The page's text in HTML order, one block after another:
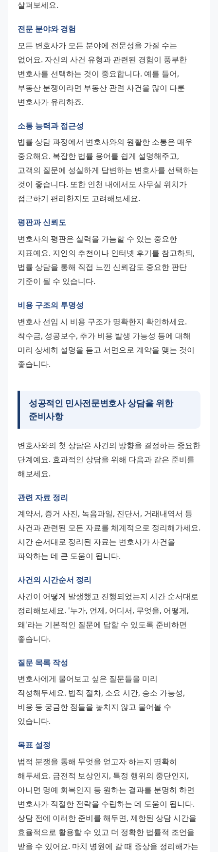
살펴보세요.
전문 분야와 경험
모든 변호사가 모든 분야에 전문성을 가질 수는
없어요. 자신의 사건 유형과 관련된 경험이 풍부한
변호사를 선택하는 것이 중요합니다. 예를 들어,
부동산 분쟁이라면 부동산 관련 사건을 많이 다룬
변호사가 유리하죠.
소통 능력과 접근성
법률 상담 과정에서 변호사와의 원활한 소통은 매우
중요해요. 복잡한 법률 용어를 쉽게 설명해주고,
고객의 질문에 성실하게 답변하는 변호사를 선택하는
것이 좋습니다. 또한 인천 내에서도 사무실 위치가
접근하기 편리한지도 고려해보세요.
평판과 신뢰도
변호사의 평판은 실력을 가늠할 수 있는 중요한
지표예요. 지인의 추천이나 인터넷 후기를 참고하되,
법률 상담을 통해 직접 느낀 신뢰감도 중요한 판단
기준이 될 수 있습니다.
비용 구조의 투명성
변호사 선임 시 비용 구조가 명확한지 확인하세요.
착수금, 성공보수, 추가 비용 발생 가능성 등에 대해
미리 상세히 설명을 듣고 서면으로 계약을 맺는 것이
좋습니다.
성공적인 민사전문변호사상담을 위한
준비사항
변호사와의 첫 상담은 사건의 방향을 결정하는 중요한
단계예요. 효과적인 상담을 위해 다음과 같은 준비를
해보세요.
관련 자료 정리
계약서, 증거 사진, 녹음파일, 진단서, 거래내역서 등
사건과 관련된 모든 자료를 체계적으로 정리해가세요.
시간 순서대로 정리된 자료는 변호사가 사건을
파악하는 데 큰 도움이 됩니다.
사건의 시간순서 정리
사건이 어떻게 발생했고 진행되었는지 시간 순서대로
정리해보세요. '누가, 언제, 어디서, 무엇을, 어떻게,
왜'라는 기본적인 질문에 답할 수 있도록 준비하면
좋습니다.
질문 목록 작성
변호사에게 물어보고 싶은 질문들을 미리
작성해두세요. 법적 절차, 소요 시간, 승소 가능성,
비용 등 궁금한 점들을 놓치지 않고 물어볼 수
있습니다.
목표 설정
법적 분쟁을 통해 무엇을 얻고자 하는지 명확히
해두세요. 금전적 보상인지, 특정 행위의 중단인지,
아니면 명예 회복인지 등 원하는 결과를 분명히 하면
변호사가 적절한 전략을 수립하는 데 도움이 됩니다.
상담 전에 이러한 준비를 해두면, 제한된 상담 시간을
효율적으로 활용할 수 있고 더 정확한 법률적 조언을
받을 수 있어요. 마치 병원에 갈 때 증상을 정리해가는